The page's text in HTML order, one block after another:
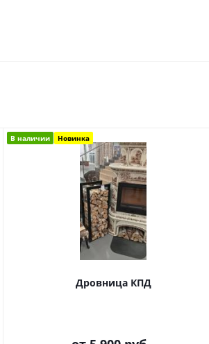
В наличии Новинка
Дровница КПД